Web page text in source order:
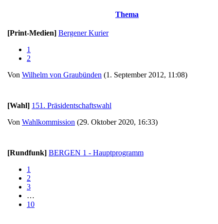
Thema
[Print-Medien] Bergener Kurier
1
2
Von Wilhelm von Graubünden (1. September 2012, 11:08)
[Wahl] 151. Präsidentschaftswahl
Von Wahlkommission (29. Oktober 2020, 16:33)
[Rundfunk] BERGEN 1 - Hauptprogramm
1
2
3
…
10